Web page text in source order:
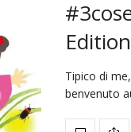
Edition
Tipico di
benvenuto